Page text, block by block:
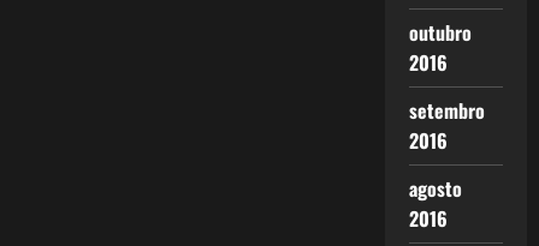
outubro
2016
setembro
2016
agosto
2016